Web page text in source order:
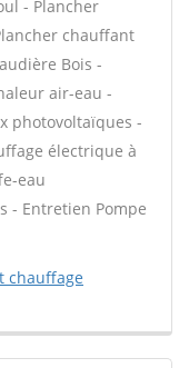
- Plancher
chauffant
Bois -
air-eau -
photovoltaïques -
électrique à
eau
- Entretien Pompe
chauffage